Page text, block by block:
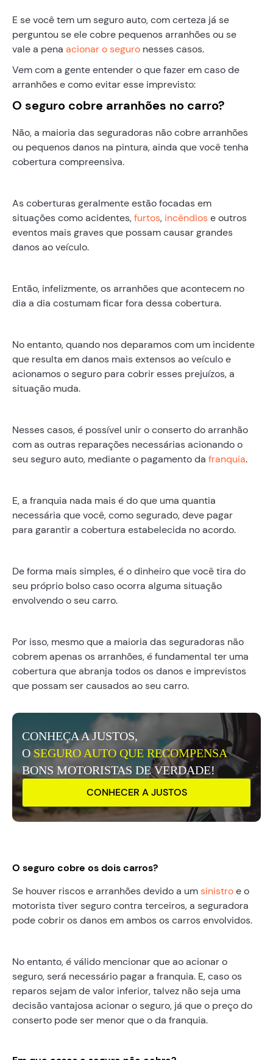
E se você tem um seguro auto, com certeza já se
perguntou se ele cobre pequenos arranhões ou se
vale a pena acionar o seguro nesses casos.
Vem com a gente entender o que fazer em caso de
arranhões e como evitar esse imprevisto:
O seguro cobre arranhões no carro?
Não, a maioria das seguradoras não cobre arranhões
ou pequenos danos na pintura, ainda que você tenha
cobertura compreensiva.
As coberturas geralmente estão focadas em
situações como acidentes,furtos, incêndiose outros
eventos mais graves que possam causar grandes
danos ao veículo.
Então, infelizmente, os arranhões que acontecem no
dia a dia costumam ficar fora dessa cobertura.
No entanto, quando nos deparamos com um incidente
que resulta em danos mais extensos ao veículo e
acionamos o seguro para cobrir esses prejuízos, a
situação muda.
Nesses casos, é possível unir o conserto do arranhão
com as outras reparações necessárias acionando o
seu seguro auto, mediante o pagamento da franquia.
E, a franquia nada mais é do que uma quantia
necessária que você, como segurado, deve pagar
para garantir a cobertura estabelecida no acordo.
De forma mais simples, é o dinheiro que você tira do
seu próprio bolso caso ocorra alguma situação
envolvendo o seu carro.
Por isso, mesmo que a maioria das seguradoras não
cobrem apenas os arranhões, é fundamental ter uma
cobertura que abranja todos os danos e imprevistos
que possam ser causados ao seu carro.
CONHEÇA A JUSTOS,
OSEGURO AUTO QUE RECOMPENSA
BONS MOTORISTAS DE VERDADE!
CONHECER A JUSTOS
O seguro cobre os dois carros?
Se houver riscos e arranhões devido a umsinistroe o
motorista tiver seguro contra terceiros, a seguradora
pode cobrir os danos em ambos os carros envolvidos.
No entanto, é válido mencionar que ao acionar o
seguro, será necessário pagar a franquia. E, caso os
reparos sejam de valor inferior, talvez não seja uma
decisão vantajosa acionar o seguro, já que o preço do
conserto pode ser menor que o da franquia.